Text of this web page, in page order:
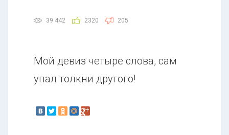
39 442 2320 205
Мой девиз четыре слова, сам
упал толкни другого!